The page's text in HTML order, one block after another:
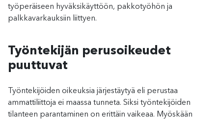
työperäiseen hyväksikäyttöön, pakkotyöhön ja
palkkavarkauksiin liittyen.
Työntekijän perusoikeudet
puuttuvat
Työntekijöiden oikeuksia järjestäytyä eli perustaa
ammattiliittoja ei maassa tunneta. Siksi työntekijöiden
tilanteen parantaminen on erittäin vaikeaa. Myöskään